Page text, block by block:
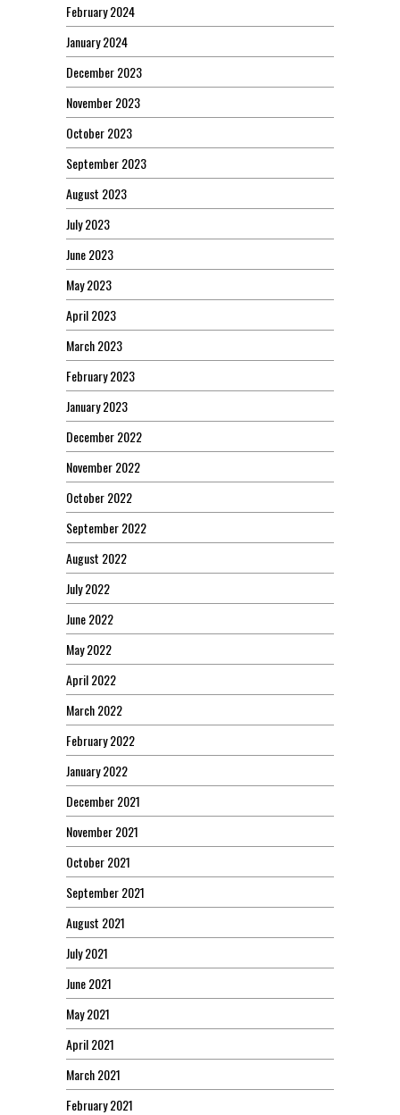
February 2024
January 2024
December 2023
November 2023
October 2023
September 2023
August 2023
July 2023
June 2023
May 2023
April 2023
March 2023
February 2023
January 2023
December 2022
November 2022
October 2022
September 2022
August 2022
July 2022
June 2022
May 2022
April 2022
March 2022
February 2022
January 2022
December 2021
November 2021
October 2021
September 2021
August 2021
July 2021
June 2021
May 2021
April 2021
March 2021
February 2021